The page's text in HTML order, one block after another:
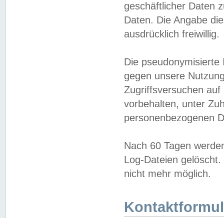
geschäftlicher Daten
Daten. Die Angabe
ausdrücklich freiwillig.
Die
gegen unsere
Zugriffsversuchen
vorbehalten, unter
personenbezogenen
Nach 60 Tagen
Log-Dateien
nicht mehr möglich.